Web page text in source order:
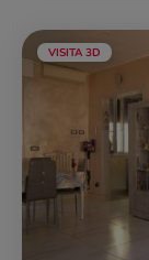
VISITA 3D